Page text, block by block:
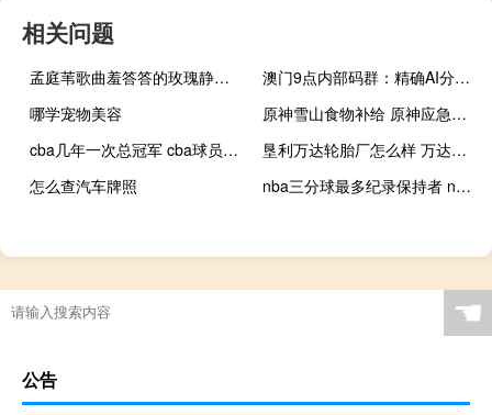
相关问题
孟庭苇歌曲羞答答的玫瑰静悄悄的开歌词写的是什么意思 无字幕MV羞答答的玫瑰
澳门9点内部码群：精确AI分析-3125.XM0.206
哪学宠物美容
原神雪山食物补给 原神应急补给第三个
cba几年一次总冠军 cba球员总冠军次数排名
垦利万达轮胎厂怎么样 万达轮胎厂招聘信息
怎么查汽车牌照
nba三分球最多纪录保持者 nba历史三分榜排名
☚
公告